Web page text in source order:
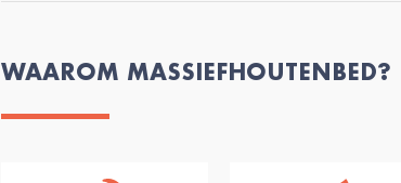
eentje die ik zelden tegenkom.
WAAROM MASSIEFHOUTENBED?